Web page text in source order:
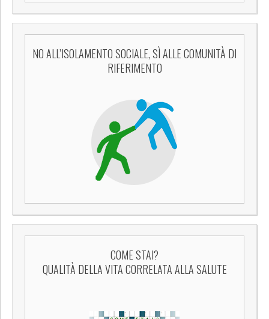
NO ALL’ISOLAMENTO SOCIALE, SÌ ALLE COMUNITÀ DI
RIFERIMENTO
COME STAI?
QUALITÀ DELLA VITA CORRELATA ALLA SALUTE